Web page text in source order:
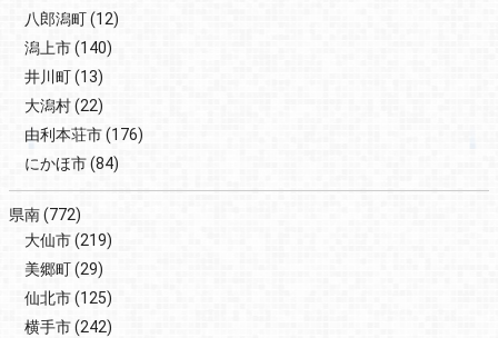
八郎潟町(12)
潟上市(140)
井川町(13)
大潟村(22)
由利本荘市(176)
にかほ市(84)
県南(772)
大仙市(219)
美郷町(29)
仙北市(125)
横手市(242)